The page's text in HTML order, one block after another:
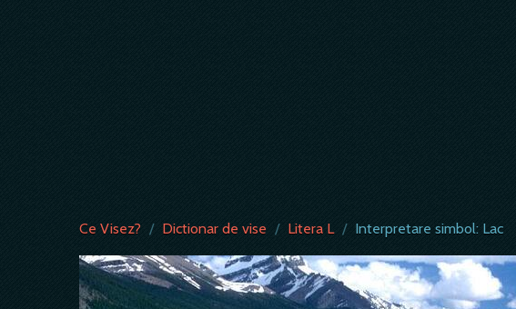
Ce Visez? / Dictionar de vise / Litera L / Interpretare simbol: Lac